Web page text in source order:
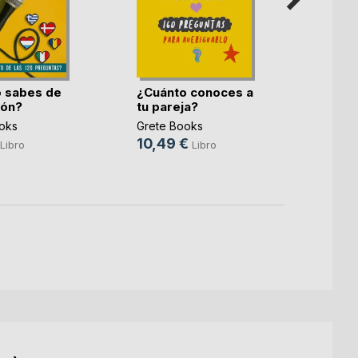
sabes de
Libro
¿Cuánto conoces a
tu pareja?
Grete Books
10,49 € Libro